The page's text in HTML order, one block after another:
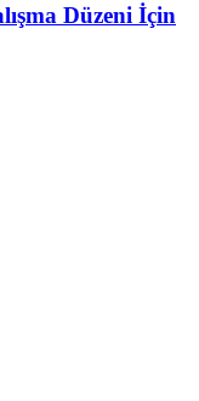
Düzeni İçin